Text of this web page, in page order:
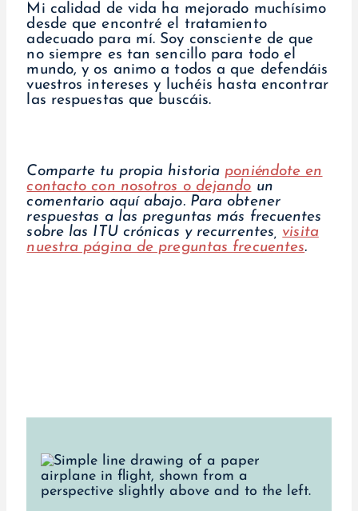
Mi calidad de vida ha mejorado muchísimo
desde que encontré el tratamiento
adecuado para mí. Soy consciente de que
no siempre es tan sencillo para todo el
mundo, y os animo a todos a que defendáis
vuestros intereses y luchéis hasta encontrar
las respuestas que buscáis.
Comparte tu propia historia poniéndote en
contacto con nosotros o dejando un
comentario aquí abajo. Para obtener
respuestas a las preguntas más frecuentes
sobre las ITU crónicas y recurrentes, visita
nuestra página de preguntas frecuentes.